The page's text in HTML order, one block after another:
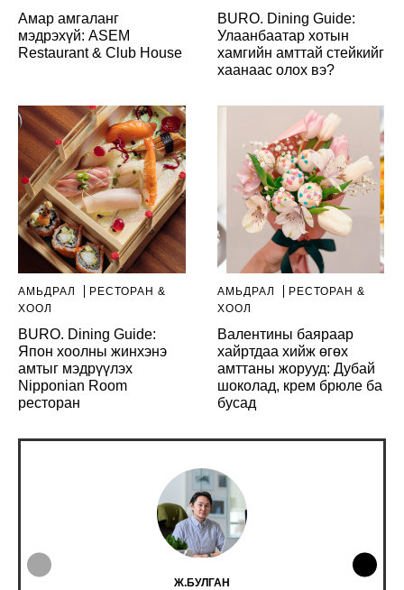
Амар амгаланг
мэдрэхүй: ASEM
Restaurant & Club House
BURO. Dining Guide:
Улаанбаатар хотын
хамгийн амттай стейкийг
хаанаас олох вэ?
АМЬДРАЛ
РЕСТОРАН &
ХООЛ
BURO. Dining Guide:
Япон хоолны жинхэнэ
амтыг мэдрүүлэх
Nipponian Room
ресторан
АМЬДРАЛ
РЕСТОРАН &
ХООЛ
Валентины баяраар
хайртдаа хийж өгөх
амттаны жорууд: Дубай
шоколад, крем брюле ба
бусад
Ж.БУЛГАН